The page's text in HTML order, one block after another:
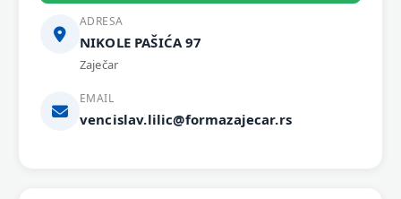
ADRESA
NIKOLE PAŠIĆA 97
Zaječar
EMAIL
vencislav.lilic@formazajecar.rs